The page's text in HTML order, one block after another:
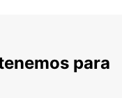
para